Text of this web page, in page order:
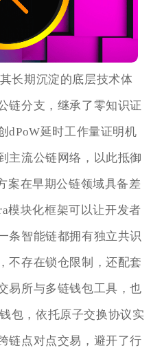
长期沉淀的底层技术体
链分支，继承了零知识证
dPoW延时工作量证明机
主流公链网络，以此抵御
案在早期公链领域具备差
模块化框架可以让开发者
条智能链都拥有独立共识
不存在锁仓限制，还配套
易所与多链钱包工具，也
包，依托原子交换协议实
链点对点交易，避开了行